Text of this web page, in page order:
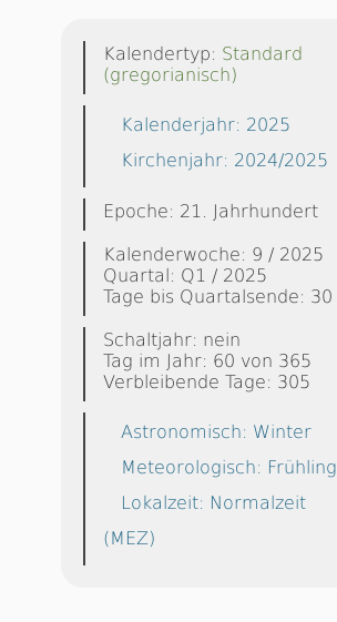
Kalendertyp: Standard
(gregorianisch)
Kalenderjahr: 2025
Kirchenjahr: 2024/2025
Epoche: 21. Jahrhundert
Kalenderwoche: 9 / 2025
Quartal: Q1 / 2025
Tage bis Quartalsende: 30
Schaltjahr: nein
Tag im Jahr: 60 von 365
Verbleibende Tage: 305
Astronomisch: Winter
Meteorologisch: Frühling
Lokalzeit: Normalzeit
(MEZ)